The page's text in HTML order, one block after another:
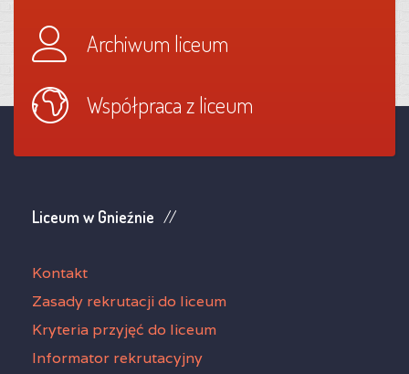
Archiwum liceum
Współpraca z liceum
Liceum w Gnieźnie
Kontakt
Zasady rekrutacji do liceum
Kryteria przyjęć do liceum
Informator rekrutacyjny